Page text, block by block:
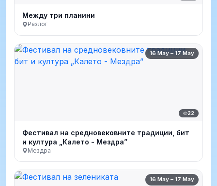
Между три планини
Разлог
16 May – 17 May
22
Фестивал на средновековните традиции, бит
и култура „Калето - Мездра”
Мездра
16 May – 17 May